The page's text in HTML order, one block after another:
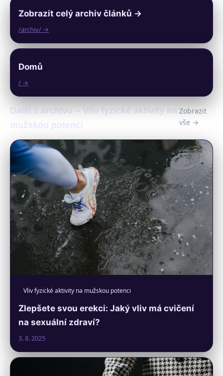
Zobrazit celý archiv článků →
/archiv/ →
Domů
/ →
Další z archivu – Vliv fyzické aktivity na
mužskou potenci
Zobrazit
vše →
Vliv fyzické aktivity na mužskou potenci
Zlepšete svou erekci: Jaký vliv má cvičení
na sexuální zdraví?
3. 8. 2025